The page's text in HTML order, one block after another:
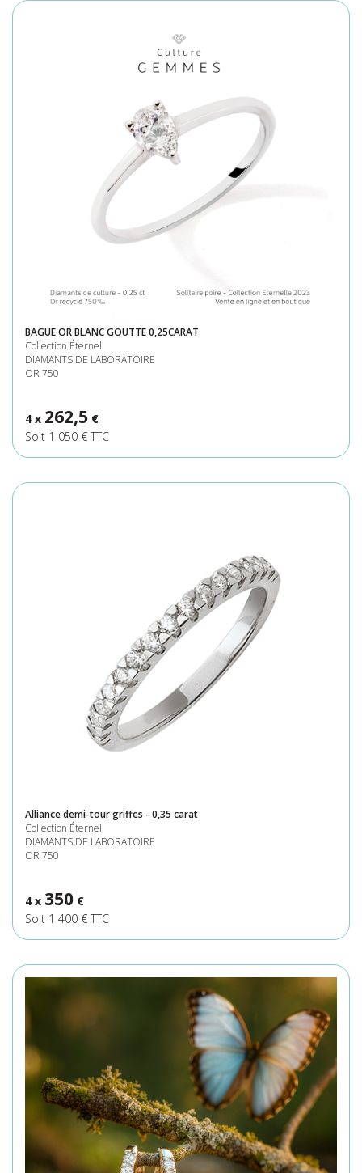
BAGUE OR BLANC GOUTTE 0,25CARAT
Collection Éternel
DIAMANTS DE LABORATOIRE
OR 750
4 x 262,5 €
Soit 1 050 € TTC
Alliance demi-tour griffes - 0,35 carat
Collection Éternel
DIAMANTS DE LABORATOIRE
OR 750
4 x 350 €
Soit 1 400 € TTC